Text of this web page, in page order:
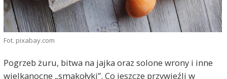
Fot. pixabay.com
Pogrzeb żuru, bitwa na jajka oraz solone wrony i inne
wielkanocne „smakołyki”. Co jeszcze przywieźli w